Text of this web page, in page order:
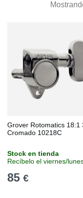
Grover Rotomatics 18:1
Cromado 10218C
Stock en tienda
Recíbelo el viernes/
85 €